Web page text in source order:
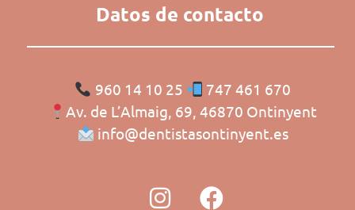
Datos de contacto
960 14 10 25
747 461 670
Av. de L’Almaig, 69, 46870 Ontinyent
info@dentistasontinyent.es